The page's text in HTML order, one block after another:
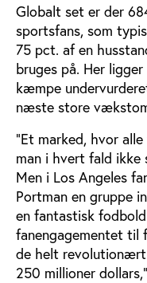
Globalt set er der
sportsfans, som
75 pct. af en
bruges på. Her
kæmpe
næste store
"Et marked, hvor
man i hvert fald ikke
Men i Los Angeles
Portman en gruppe
en fantastisk
fanengagementet til
de helt
250 millioner